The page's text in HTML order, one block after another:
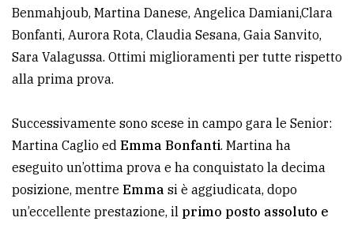
Benmahjoub, Martina Danese, Angelica Damiani,Clara
Bonfanti, Aurora Rota, Claudia Sesana, Gaia Sanvito,
Sara Valagussa. Ottimi miglioramenti per tutte rispetto
alla prima prova.
Successivamente sono scese in campo gara le Senior:
Martina Caglio ed Emma Bonfanti. Martina ha
eseguito un’ottima prova e ha conquistato la decima
posizione, mentre Emma si è aggiudicata, dopo
un’eccellente prestazione, il primo posto assoluto e